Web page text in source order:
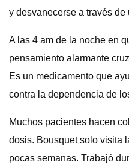
y desvanecerse a través de
A las 4 am de la noche en
pensamiento alarmante
Es un medicamento que
contra la dependencia de
Muchos pacientes hacen
dosis. Bousquet solo visita
pocas semanas. Trabajó